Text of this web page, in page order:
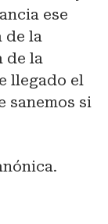
ese
de la
de la
llegado el
sanemos si